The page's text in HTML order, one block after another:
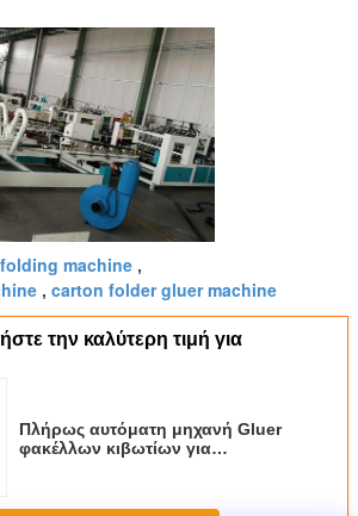
machine ,
, carton folder gluer machine
την καλύτερη τιμή για
Πλήρως αυτόματη μηχανή Gluer
φακέλλων κιβωτίων για